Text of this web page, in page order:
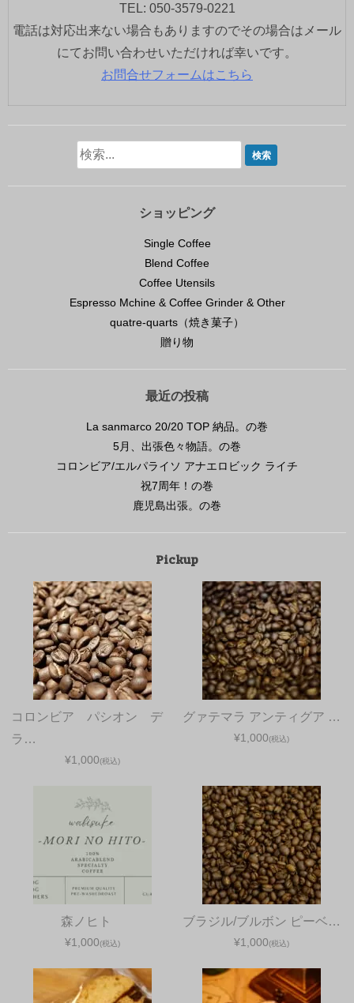
TEL: 050-3579-0221
電話は対応出来ない場合もありますのでその場合はメール
にてお問い合わせいただければ幸いです。
お問合せフォームはこちら
ショッピング
Single Coffee
Blend Coffee
Coffee Utensils
Espresso Mchine & Coffee Grinder & Other
quatre-quarts（焼き菓子）
贈り物
最近の投稿
La sanmarco 20/20 TOP 納品。の巻
5月、出張色々物語。の巻
コロンビア/エルパライソ アナエロビック ライチ
祝7周年！の巻
鹿児島出張。の巻
Pickup
コロンビア パシオン デ
ラ…
¥1,000(税込)
グァテマラ アンティグア …
¥1,000(税込)
森ノヒト
¥1,000(税込)
ブラジル/ブルボン ピーベ…
¥1,000(税込)